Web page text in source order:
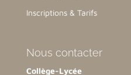
Inscriptions & Tarifs
Nous contacter
Collège-Lycée